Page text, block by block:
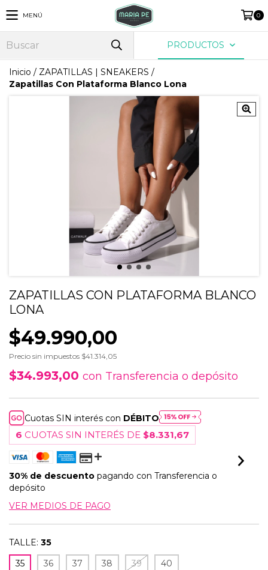
MENÚ 0
PRODUCTOS
Inicio / ZAPATILLAS | SNEAKERS /
Zapatillas Con Plataforma Blanco Lona
ZAPATILLAS CON PLATAFORMA BLANCO
LONA
$49.990,00
Precio sin impuestos $41.314,05
$34.993,00 con Transferencia o depósito
Cuotas SIN interés con DÉBITO
6 CUOTAS SIN INTERÉS DE $8.331,67
30% de descuento pagando con Transferencia o
depósito
VER MEDIOS DE PAGO
TALLE: 35
35
36 37 38 39 40